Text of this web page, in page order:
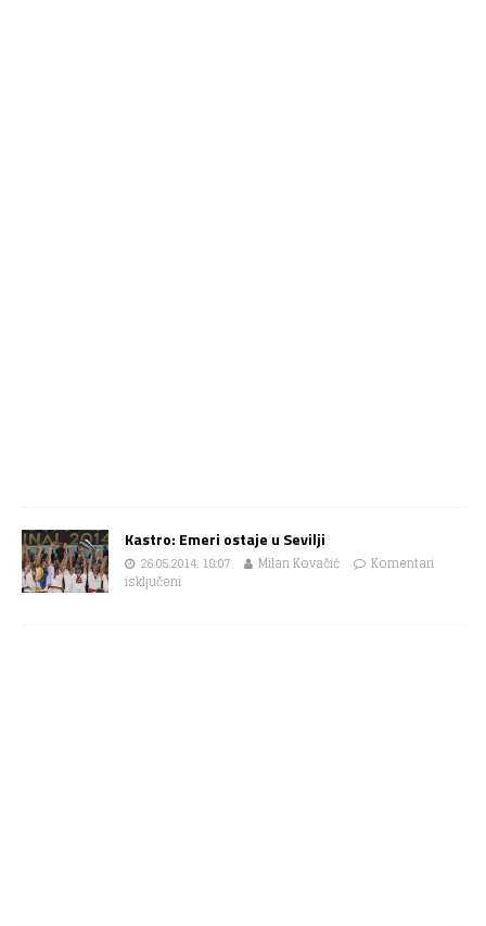
Kastro: Emeri ostaje u Sevilji
26.05.2014. 18:07 Milan Kovačić
Komentari
isključeni